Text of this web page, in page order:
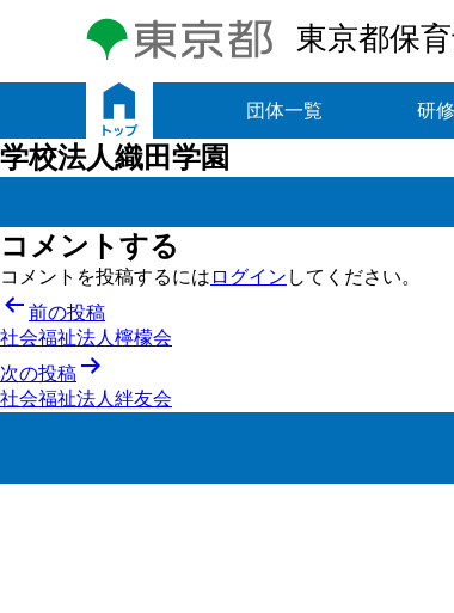
東京都保
団体一覧 研
学校法人織田学園
コメントする
コメントを投稿するには ログイン してください。
投
稿
ナ
ビ
前の投稿
社会福祉法人檸檬会
次の投稿
社会福祉法人絆友会